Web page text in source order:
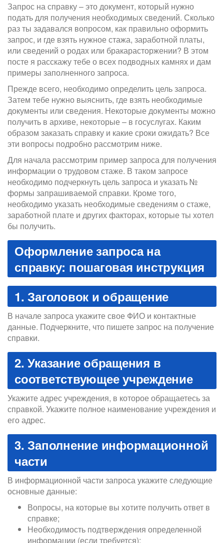
Запрос на справку – это документ, который нужно
подать для получения необходимых сведений. Сколько
раз ты задавался вопросом, как правильно оформить
запрос, и где взять нужное стажа, заработной платы,
или сведений о родах или бракарасторжении? В этом
посте я расскажу тебе о всех подводных камнях и дам
примеры заполненного запроса.
Прежде всего, необходимо определить цель запроса.
Затем тебе нужно выяснить, где взять необходимые
документы или сведения. Некоторые документы можно
получить в архиве, некоторые – в госуслугах. Каким
образом заказать справку и какие сроки ожидать? Все
эти вопросы подробно рассмотрим ниже.
Для начала рассмотрим пример запроса для получения
информации о трудовом стаже. В таком запросе
необходимо подчеркнуть цель запроса и указать №
формы запрашиваемой справки. Кроме того,
необходимо указать необходимые сведениям о стаже,
заработной плате и других факторах, которые ты хотел
бы получить.
Оформление запроса на
справку: пошаговая инструкция
1. Заголовок и обращение
В начале запроса укажите свое ФИО и контактные
данные. Подчеркните, что пишете запрос на получение
справки.
2. Указание обращения в
соответствующее учреждение
Укажите адрес учреждения, в которое обращаетесь за
справкой. Укажите полное наименование учреждения и
его адрес.
3. Заполнение информационной
части
В информационной части запроса укажите следующие
основные данные:
Вопросы, на которые вы хотите получить ответ в
справке;
Необходимость подтверждения определенной
информации (если требуется);